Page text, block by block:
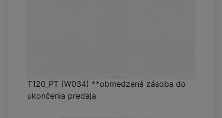
T120_PT (W034) **obmedzená zásoba do
ukončenia predaja